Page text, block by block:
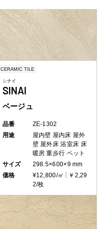
CERAMIC TILE
シナイ
SINAI
ベージュ
品番
ZE-1302
用途
屋内壁 屋内床 屋外
壁 屋外床 浴室床 床
暖房 重歩行 ペット
サイズ
298.5×600×9 mm
価格
¥12,800/㎡
￥2,29
2/枚